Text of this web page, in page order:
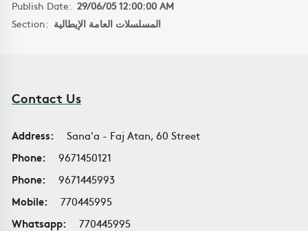
Publish Date: 29/06/05 12:00:00 AM
Section: المسلسلات العامة الإيطالية
Contact Us
Address:
Sana'a - Faj Atan, 60 Street
Phone:
9671450121
Phone:
9671445993
Mobile:
770445995
Whatsapp:
770445995